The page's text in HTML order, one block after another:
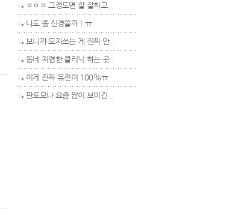
ㅇㅇㅇ 그정도면 잘 잘하고 ..
나도 좀 신경쓸까 ! ㅠ
보니까 모자쓰는 게 진짜 안..
동네 저렴한 클리닉 하는 곳..
이게 진짜 유전이 100%ㅠ
판토모나 요즘 많이 보이긴 ..